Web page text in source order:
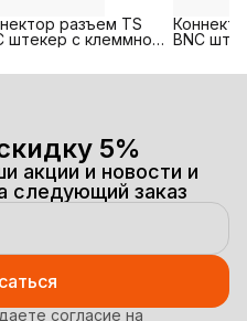
разъем TS
штекер с клеммной
BNC
5%
акции и новости и
следующий заказ
согласие на